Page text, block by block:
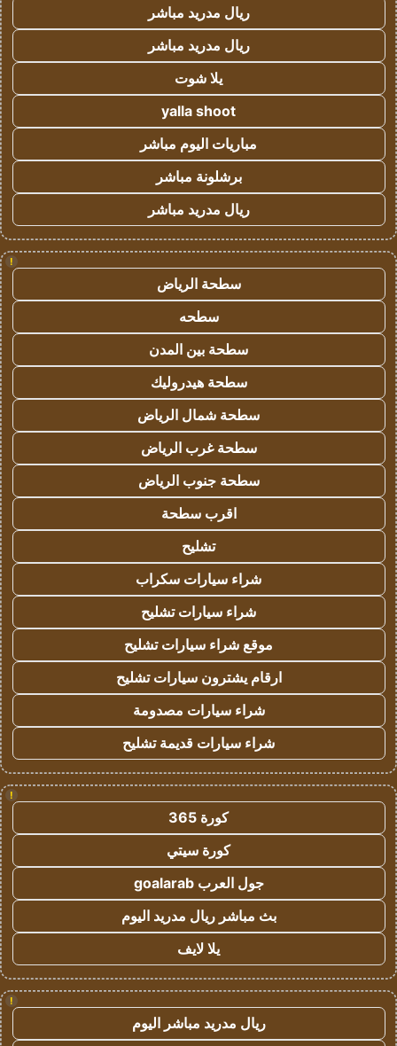
ريال مدريد مباشر
ريال مدريد مباشر
يلا شوت
yalla shoot
مباريات اليوم مباشر
برشلونة مباشر
ريال مدريد مباشر
!
سطحة الرياض
سطحه
سطحة بين المدن
سطحة هيدروليك
سطحة شمال الرياض
سطحة غرب الرياض
سطحة جنوب الرياض
اقرب سطحة
تشليح
شراء سيارات سكراب
شراء سيارات تشليح
موقع شراء سيارات تشليح
ارقام يشترون سيارات تشليح
شراء سيارات مصدومة
شراء سيارات قديمة تشليح
!
كورة 365
كورة سيتي
جول العرب goalarab
بث مباشر ريال مدريد اليوم
يلا لايف
!
ريال مدريد مباشر اليوم